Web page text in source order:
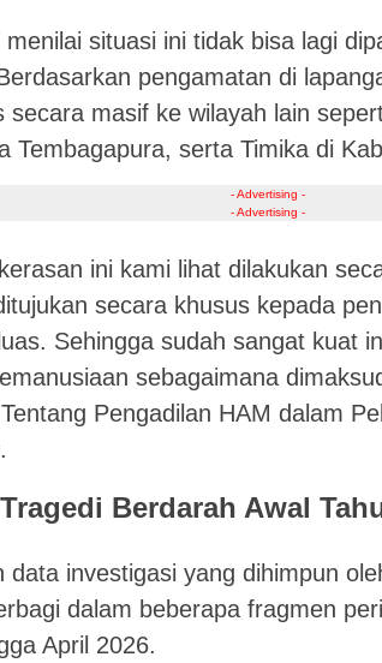
menilai situasi ini tidak bisa lagi
pengamatan di
secara masif ke wilayah lain
Tembagapura, serta Timika di
- Advertising -
- Advertising -
ini kami lihat dilakukan
secara khusus kepada
Sehingga sudah sangat kuat
sebagaimana
Pengadilan HAM dalam
Berdarah Awal
data investigasi yang dihimpun
dalam beberapa fragmen
April 2026.